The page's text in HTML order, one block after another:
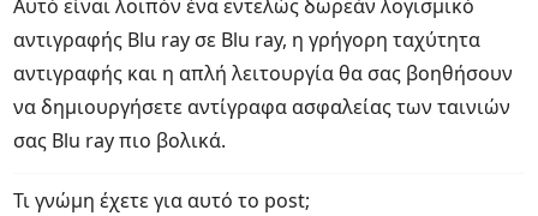
Αυτό είναι λοιπόν ένα εντελώς δωρεάν λογισμικό
αντιγραφής Blu ray σε Blu ray, η γρήγορη ταχύτητα
αντιγραφής και η απλή λειτουργία θα σας βοηθήσουν
να δημιουργήσετε αντίγραφα ασφαλείας των ταινιών
σας Blu ray πιο βολικά.
Τι γνώμη έχετε για αυτό το post;